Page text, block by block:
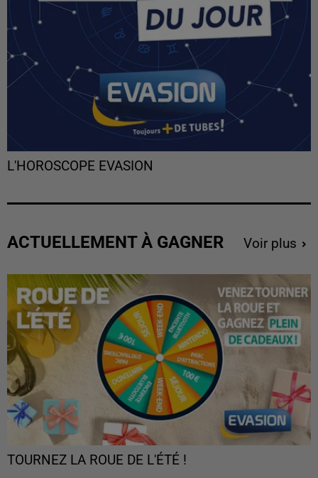
L'HOROSCOPE EVASION
ACTUELLEMENT À GAGNER Voir plus
TOURNEZ LA ROUE DE L'ÉTÉ !